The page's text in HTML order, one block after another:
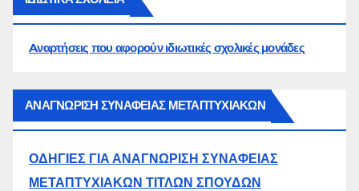
Aναρτήσεις που αφορούν ιδιωτικές σχολικές μονάδες
ΑΝΑΓΝΩΡΙΣΗ ΣΥΝΑΦΕΙΑΣ ΜΕΤΑΠΤΥΧΙΑΚΩΝ
ΟΔΗΓΙΕΣ ΓΙΑ ΑΝΑΓΝΩΡΙΣΗ ΣΥΝΑΦΕΙΑΣ
ΜΕΤΑΠΤΥΧΙΑΚΩΝ ΤΙΤΛΩΝ ΣΠΟΥΔΩΝ